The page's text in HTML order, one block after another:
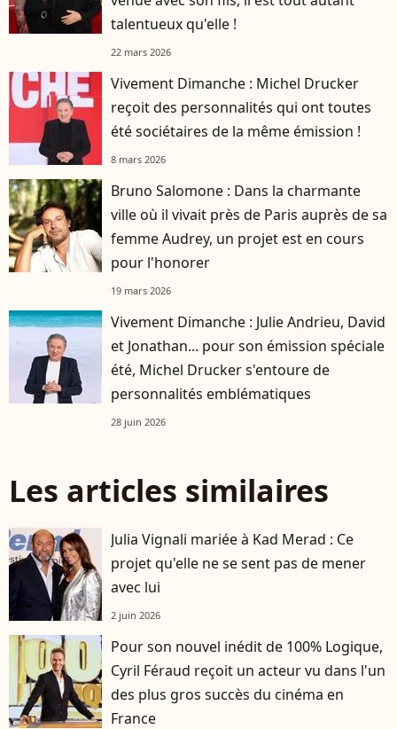
talentueux qu'elle !
22 mars 2026
Vivement Dimanche : Michel Drucker
reçoit des personnalités qui ont toutes
été sociétaires de la même émission !
8 mars 2026
Bruno Salomone : Dans la charmante
ville où il vivait près de Paris auprès de sa
femme Audrey, un projet est en cours
pour l'honorer
19 mars 2026
Vivement Dimanche : Julie Andrieu, David
et Jonathan... pour son émission spéciale
été, Michel Drucker s'entoure de
personnalités emblématiques
28 juin 2026
Les articles similaires
Julia Vignali mariée à Kad Merad : Ce
projet qu'elle ne se sent pas de mener
avec lui
2 juin 2026
Pour son nouvel inédit de 100% Logique,
Cyril Féraud reçoit un acteur vu dans l'un
des plus gros succès du cinéma en
France